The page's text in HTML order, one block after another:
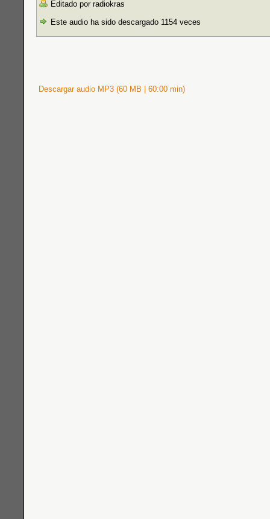
Editado por radiokras
Este audio ha sido descargado 1154 veces
Descargar audio MP3 (60 MB | 60:00 min)